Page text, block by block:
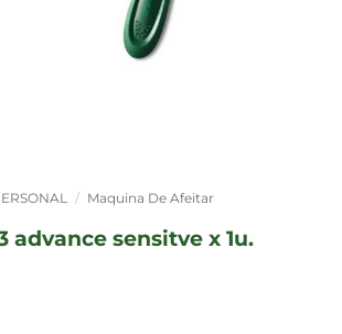
/ Maquina De Afeitar
advance sensitve x 1u.